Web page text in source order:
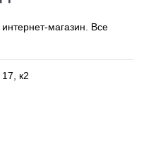
магазин. Все
к2